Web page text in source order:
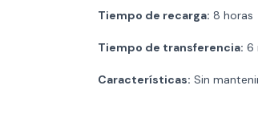
Tiempo de recarga: 8 horas
Tiempo de transferencia: 6
Características: Sin